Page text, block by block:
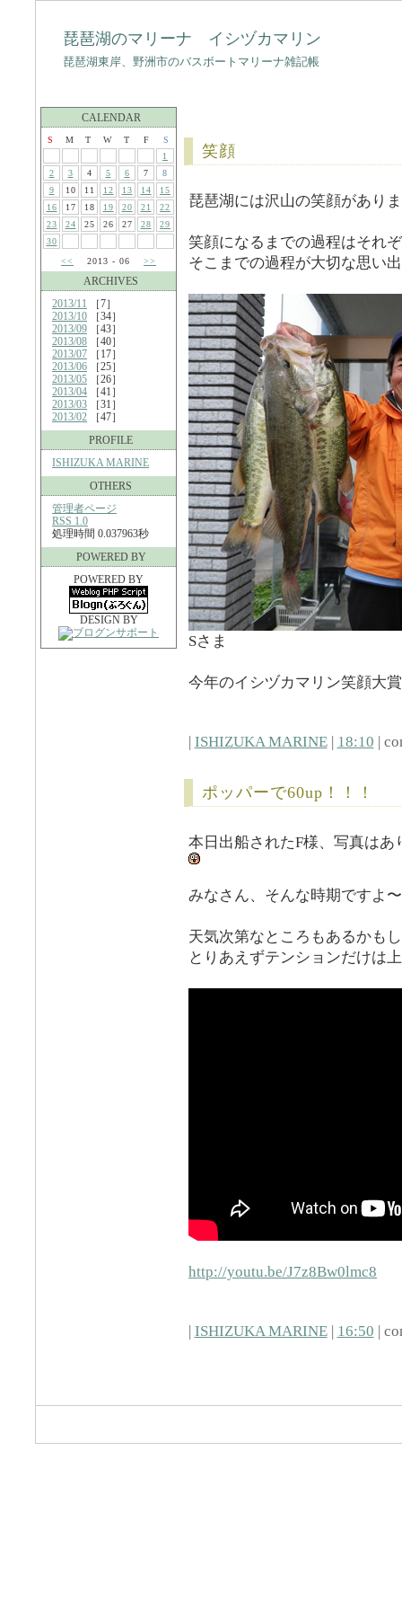
琵琶湖のマリーナ イシヅカマリン
琵琶湖東岸、野洲市のバスボートマリーナ雑記帳
CALENDAR
S M T W T F
S
1
2
3 4 5 6 7
8
9
10 11 12 13 14
15
16
17 18 19 20 21
22
23
24 25 26 27 28
29
30
<<
2013 - 06 >>
ARCHIVES
2013/11 ［7］
2013/10 ［34］
2013/09 ［43］
2013/08 ［40］
2013/07 ［17］
2013/06 ［25］
2013/05 ［26］
2013/04 ［41］
2013/03 ［31］
2013/02 ［47］
PROFILE
ISHIZUKA MARINE
OTHERS
管理者ページ
RSS 1.0
処理時間 0.037963秒
POWERED BY
POWERED BY
DESIGN BY
笑顔
琵琶湖には沢山の笑顔があり
笑顔になるまでの過程はそれ
そこまでの過程が大切な思い
Sさま
今年のイシヅカマリン笑顔大
| ISHIZUKA MARINE| 18:10 |
ポッパーで60up！！！
本日出船されたF様、写真は
みなさん、そんな時期ですよ〜
天気次第なところもあるかも
とりあえずテンションだけは
http://youtu.be/J7z8Bw0lmc8
| ISHIZUKA MARINE| 16:50 |